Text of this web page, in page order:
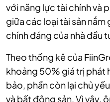
với năng lực tài chính và
giữa các loại tài sản nắm
chính đáng của nhà đầu
Theo thống kê của
khoảng 50% giá trị phát
bảo, phần còn lại chủ
và bất động sản. Vì vậy,